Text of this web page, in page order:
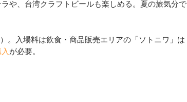
や、台湾クラフトビールも楽しめる。夏の旅気分で
入場料は飲食・商品販売エリアの「ソトニワ」は
が必要。